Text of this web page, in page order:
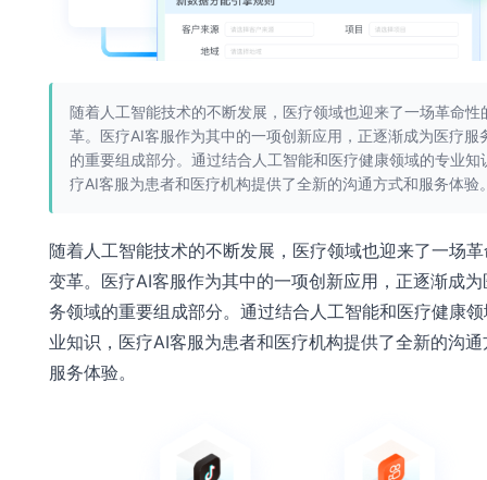
随着人工智能技术的不断发展，医疗领域也迎来了一场革命性
革。医疗AI客服作为其中的一项创新应用，正逐渐成为医疗服
的重要组成部分。通过结合人工智能和医疗健康领域的专业知
疗AI客服为患者和医疗机构提供了全新的沟通方式和服务体验
随着人工智能技术的不断发展，医疗领域也迎来了一场
变革。医疗AI客服作为其中的一项创新应用，正逐渐成为
务领域的重要组成部分。通过结合人工智能和医疗健康
业知识，医疗AI客服为患者和医疗机构提供了全新的沟
服务体验。